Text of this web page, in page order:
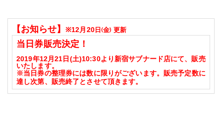
【お知らせ】 ※12月20日(金) 更新
当日券販売決定！
2019年12月21日(土)10:30より新宿サブナード店にて、販売
いたします。
※当日券の整理券には数に限りがございます。販売予定数に
達し次第、販売終了とさせて頂きます。